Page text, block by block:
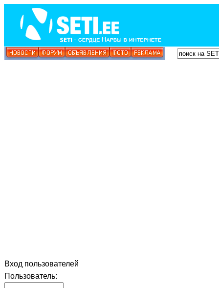
Вход пользователей
Пользователь: